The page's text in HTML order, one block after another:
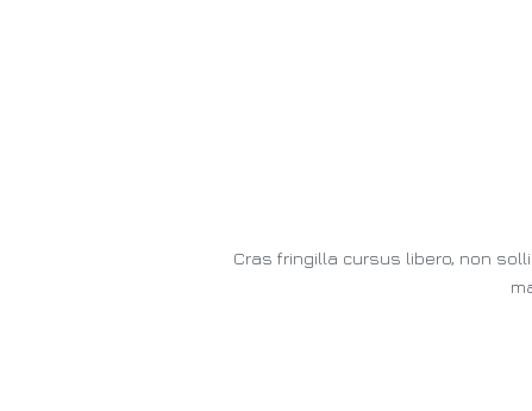
Cras fringilla cursus libero, non